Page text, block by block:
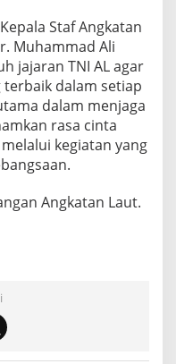
Staf Angkatan
Muhammad Ali
jajaran TNI AL agar
dalam setiap
dalam menjaga
rasa cinta
kegiatan yang
Angkatan Laut.